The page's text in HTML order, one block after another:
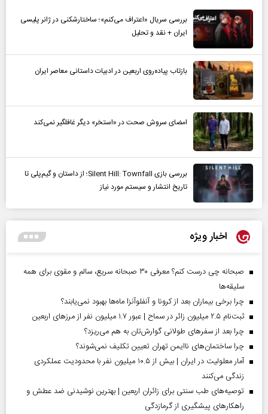
بررسی سریال «اعتراف می‌کنم»؛ ساختارشکنی در ژانر پلیسی
ایران + نقد و تحلیل
بازتاب پیاده‌روی اربعین در ادبیات داستانی معاصر ایران
امضای سروش صحت در «استخر» دیگر غافلگیر نمی‌کند
بررسی بازی Silent Hill: Townfall؛ از داستان و گیم‌پلی تا
تاریخ انتشار و سیستم مورد نیاز
اخبار ویژه
صبحانه چی درست کنم؟ معرفی ۳۰ صبحانه سریع، سالم و مقوی برای همه
سلیقه‌ها
چرا برخی بیماران بعد از کرونا و آنفلوآنزا ماه‌ها بهبود نمی‌یابند؟
ثبت‌نام ۲.۵ میلیون زائر در سماح | عبور ۱.۷ میلیون نفر از مرز‌های اربعین
چرا بعد از سفرهای طولانی گوارش‌تان به هم می‌ریزد؟
چرا ساختمان‌های ناایمن تهران تعیین تکلیف نمی‌شوند؟
آمار معلولیت در ایران | بیش از ۱۰.۵ میلیون نفر با محدودیت عملکردی
زندگی می‌کنند
توصیه‌های طب سنتی برای زائران اربعین | بهترین نوشیدنی ضد عطش و
راهکارهای پیشگیری از گرمازدگی